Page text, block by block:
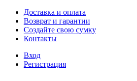
Доставка и оплата
Возврат и гарантии
Создайте свою сумку
Контакты
Вход
Регистрация